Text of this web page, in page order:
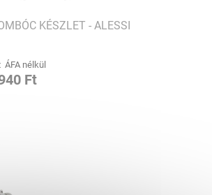
KÉSZLET - ALESSI
ÁFA nélkül
Ft